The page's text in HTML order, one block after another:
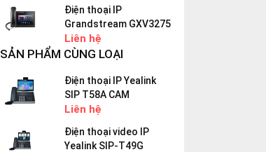
Điện thoại IP
Grandstream GXV3275
Liên hệ
SẢN PHẨM CÙNG LOẠI
Điện thoại IP Yealink
SIP T58A CAM
Liên hệ
Điện thoại video IP
Yealink SIP-T49G